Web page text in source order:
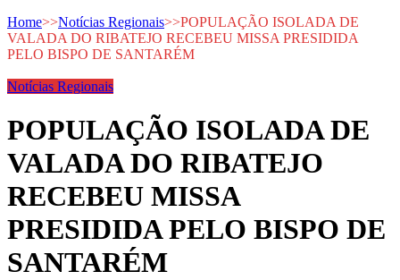
Home>>Notícias Regionais>>POPULAÇÃO ISOLADA DE
VALADA DO RIBATEJO RECEBEU MISSA PRESIDIDA
PELO BISPO DE SANTARÉM
Notícias Regionais
POPULAÇÃO ISOLADA DE
VALADA DO RIBATEJO
RECEBEU MISSA
PRESIDIDA PELO BISPO DE
SANTARÉM